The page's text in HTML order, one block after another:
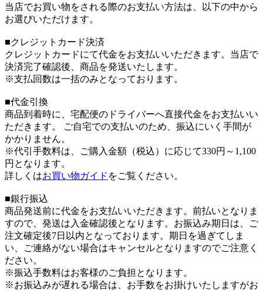
当店でお買い物をされる際のお支払い方法は、以下の中から
お選びいただけます。
■クレジットカード決済
クレジットカードにて代金をお支払いいただきます。当店で
決済完了確認後、商品を発送いたします。
※支払回数は一括のみとなっております。
■代金引換
商品到着時に、宅配便のドライバーへ直接代金をお支払いい
ただきます。 ご自宅での支払いのため、振込にいく手間が
かかりません。
※代引手数料は、ご購入金額（税込）に応じて330円～1,100
円となります。
詳しくはお買い物ガイド をご覧ください。
■銀行振込
商品発送前に代金をお支払いいただきます。前払いとなりま
すので、発送は入金確認後となります。お振込み期日は、ご
注文確定後7日以内となっております。期日を過ぎてしま
い、ご連絡がない場合はキャンセルとなりますのでご注意く
ださい。
※振込手数料はお客様のご負担となります。
※お振込みが遅れる場合は、お手数をお掛けいたしますがお